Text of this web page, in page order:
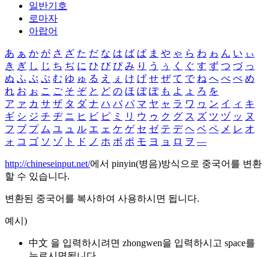
일반기호
로마자
아랍어
あ ぁ か が さ ざ た だ な は ば ぱ ま や ゃ ら わ ゎ ん い ぃ
き ぎ し じ ち ぢ に ひ び ぴ み り う ぅ く ぐ す ず つ づ っ
ぬ ふ ぶ ぷ む ゆ ゅ る え ぇ け げ せ ぜ て で ね へ べ ぺ め
れ お ぉ こ ご そ ぞ と ど の ほ ぼ ぽ も よ ょ ろ を
ア ァ カ サ ザ タ ダ ナ ハ バ パ マ ヤ ャ ラ ワ ヮ ン イ ィ キ
ギ シ ジ チ ヂ ニ ヒ ビ ピ ミ リ ウ ゥ ク グ ス ズ ツ ヅ ッ ヌ
フ ブ プ ム ユ ュ ル エ ェ ケ ゲ セ ゼ テ デ ヘ ベ ペ メ レ オ
ォ コ ゴ ソ ゾ ト ド ノ ホ ボ ポ モ ヨ ョ ロ ヲ ―
http://chineseinput.net/에서 pinyin(병음)방식으로 중국어를 변환
할 수 있습니다.
변환된 중국어를 복사하여 사용하시면 됩니다.
예시)
中文 을 입력하시려면 zhongwen을 입력하시고 space를